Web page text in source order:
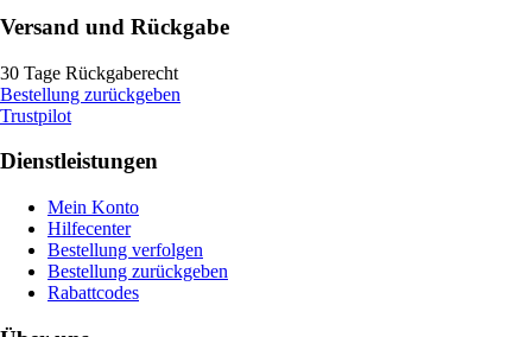
Versand und Rückgabe
30 Tage Rückgaberecht
Bestellung zurückgeben
Trustpilot
Dienstleistungen
Mein Konto
Hilfecenter
Bestellung verfolgen
Bestellung zurückgeben
Rabattcodes